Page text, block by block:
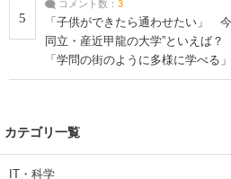
5
コメント数： 3
「子供ができたら通わせたい」
同立・産近甲龍の大学”といえば
「学問の街のように多様に学べる
| 大学 ねとらぼリサーチ
カテゴリ一覧
IT・科学